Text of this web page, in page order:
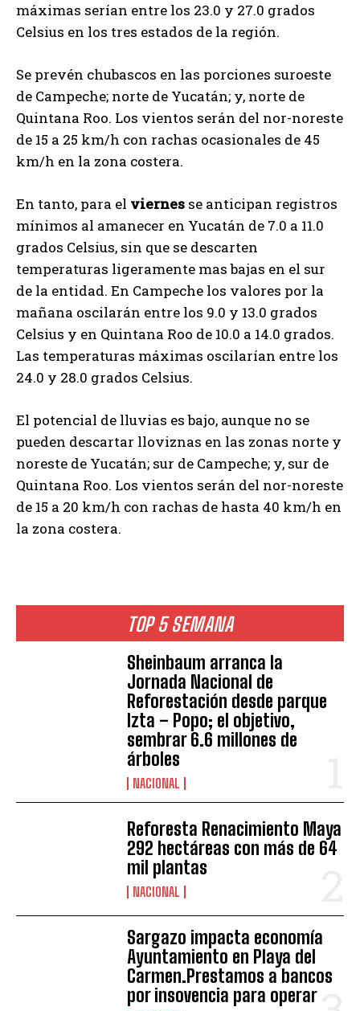
TOP 5 SEMANA
Sheinbaum arranca la
Jornada Nacional de
Reforestación desde parque
Izta – Popo; el objetivo,
sembrar 6.6 millones de
árboles
NACIONAL
Reforesta Renacimiento Maya
292 hectáreas con más de 64
mil plantas
NACIONAL
Sargazo impacta economía
Ayuntamiento en Playa del
Carmen.Prestamos a bancos
por insovencia para operar
máximas serían entre los 23.0 y 27.0 grados
Celsius en los tres estados de la región.
Se prevén chubascos en las porciones suroeste
de Campeche; norte de Yucatán; y, norte de
Quintana Roo. Los vientos serán del nor-noreste
de 15 a 25 km/h con rachas ocasionales de 45
km/h en la zona costera.
En tanto, para el viernes se anticipan registros
mínimos al amanecer en Yucatán de 7.0 a 11.0
grados Celsius, sin que se descarten
temperaturas ligeramente mas bajas en el sur
de la entidad. En Campeche los valores por la
mañana oscilarán entre los 9.0 y 13.0 grados
Celsius y en Quintana Roo de 10.0 a 14.0 grados.
Las temperaturas máximas oscilarían entre los
24.0 y 28.0 grados Celsius.
El potencial de lluvias es bajo, aunque no se
pueden descartar lloviznas en las zonas norte y
noreste de Yucatán; sur de Campeche; y, sur de
Quintana Roo. Los vientos serán del nor-noreste
de 15 a 20 km/h con rachas de hasta 40 km/h en
la zona costera.